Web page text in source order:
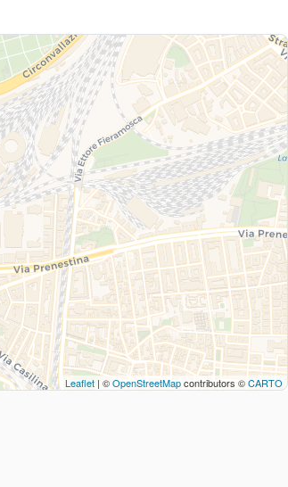
Leaflet | ©OpenStreetMapcontributors ©CARTO